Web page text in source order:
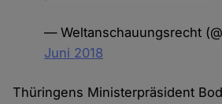
— Weltanschauungsrecht
Juni 2018
Thüringens Ministerpräsident